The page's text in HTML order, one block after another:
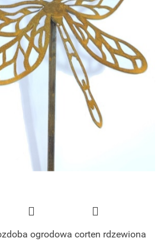
ogrodowa corten rdzewiona